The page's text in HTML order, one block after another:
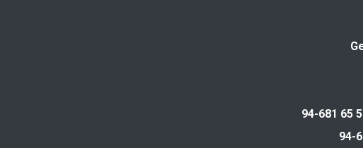
94-681 65
94-